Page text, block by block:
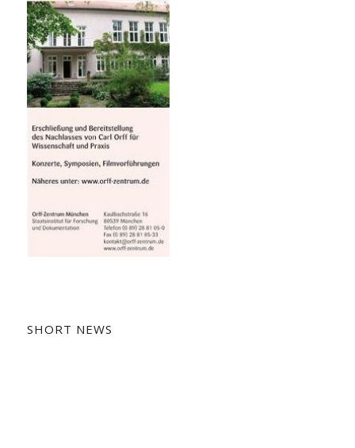
SHORT NEWS